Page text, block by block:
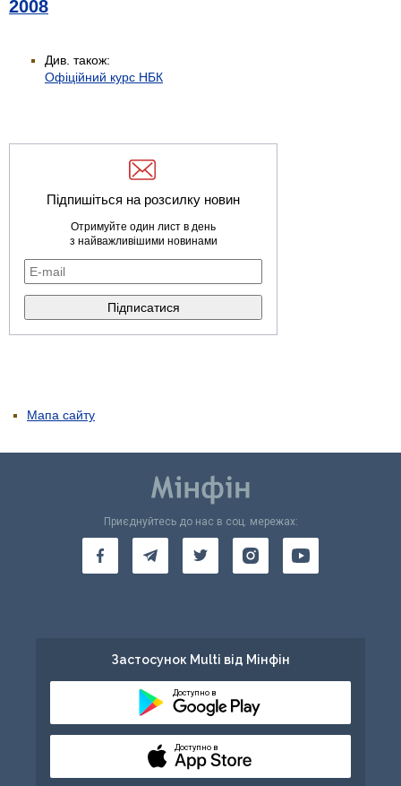
2008
Див. також:
Офіційний курс НБК
Підпишіться на розсилку новин
Отримуйте один лист в день
з найважливішими новинами
Мапа сайту
Приєднуйтесь до нас в соц. мережах:
Застосунок Multi від Мінфін
Доступно в
Доступно в